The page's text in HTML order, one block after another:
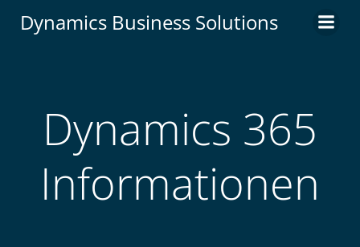
Inhalt
Dynamics Business Solutions
Dynamics 365
Informationen